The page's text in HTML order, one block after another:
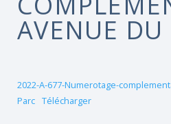
AVENUE DU
2022-A-677-Numerotage-
Parc Télécharger